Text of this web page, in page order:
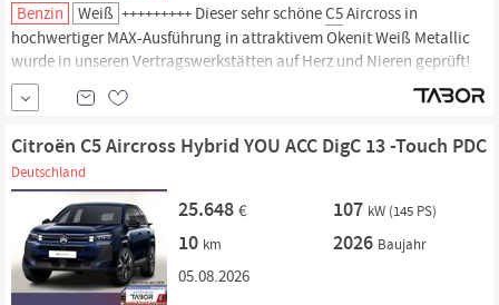
Benzin Weiß +++++++++ Dieser sehr schöneC5Aircross in
hochwertiger MAX-Ausführung in attraktivem Okenit Weiß Metallic
wurde in unseren Vertragswerkstätten auf Herz und Nieren geprüft!
Europaweite Herstellergarantie. Top-Ausstattung Getriebe Automatik
- Doppelkupplungsgetriebe (6-Stufen, Hybrid), Matrix-LED-
Citroën C5 Aircross Hybrid YOU ACC DigC 13 -Touch PDC
Deutschland
25.648 € 107 kW (145 PS)
10 km 2026 Baujahr
05.08.2026